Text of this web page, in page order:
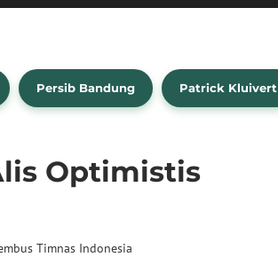
Persib Bandung Patrick Kluivert
Optimistis
Timnas Indonesia